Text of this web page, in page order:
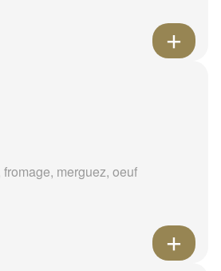
merguez, oeuf